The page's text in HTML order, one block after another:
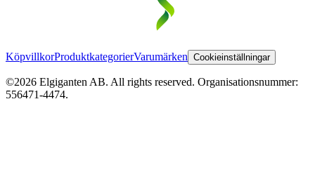
KöpvillkorProduktkategorierVarumärken Cookieinställningar
©2026 Elgiganten AB. All rights reserved. Organisationsnummer:
556471-4474.